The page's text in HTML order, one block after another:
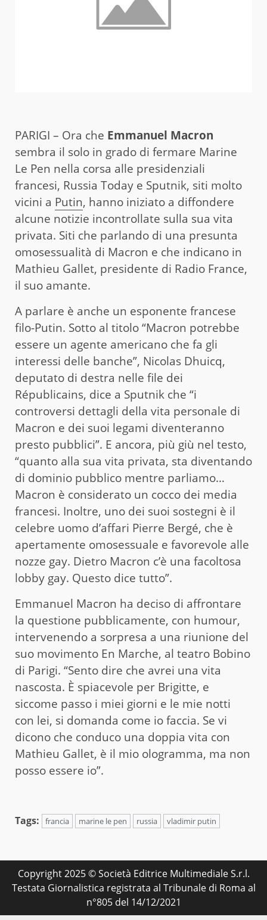
PARIGI – Ora che Emmanuel Macron
sembra il solo in grado di fermare Marine
Le Pen nella corsa alle presidenziali
francesi, Russia Today e Sputnik, siti molto
vicini a Putin, hanno iniziato a diffondere
alcune notizie incontrollate sulla sua vita
privata. Siti che parlando di una presunta
omosessualità di Macron e che indicano in
Mathieu Gallet, presidente di Radio France,
il suo amante.
A parlare è anche un esponente francese
filo-Putin. Sotto al titolo “Macron potrebbe
essere un agente americano che fa gli
interessi delle banche”, Nicolas Dhuicq,
deputato di destra nelle file dei
Républicains, dice a Sputnik che “i
controversi dettagli della vita personale di
Macron e dei suoi legami diventeranno
presto pubblici”. E ancora, più giù nel testo,
“quanto alla sua vita privata, sta diventando
di dominio pubblico mentre parliamo…
Macron è considerato un cocco dei media
francesi. Inoltre, uno dei suoi sostegni è il
celebre uomo d’affari Pierre Bergé, che è
apertamente omosessuale e favorevole alle
nozze gay. Dietro Macron c’è una facoltosa
lobby gay. Questo dice tutto”.
Emmanuel Macron ha deciso di affrontare
la questione pubblicamente, con humour,
intervenendo a sorpresa a una riunione del
suo movimento En Marche, al teatro Bobino
di Parigi. “Sento dire che avrei una vita
nascosta. È spiacevole per Brigitte, e
siccome passo i miei giorni e le mie notti
con lei, si domanda come io faccia. Se vi
dicono che conduco una doppia vita con
Mathieu Gallet, è il mio ologramma, ma non
posso essere io”.
Tags: francia marine le pen russia vladimir putin
Copyright 2025 © Società Editrice Multimediale S.r.l.
Testata Giornalistica registrata al Tribunale di Roma al
n°805 del 14/12/2021